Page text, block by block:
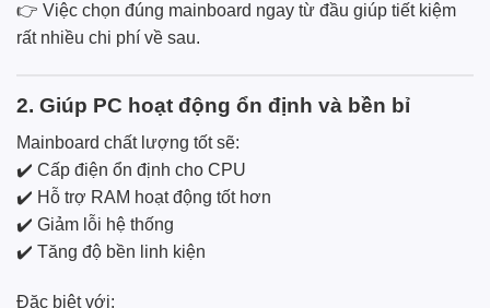
👉 Việc chọn đúng mainboard ngay từ đầu giúp tiết kiệm
rất nhiều chi phí về sau.
2. Giúp PC hoạt động ổn định và bền bỉ
Mainboard chất lượng tốt sẽ:
✔️ Cấp điện ổn định cho CPU
✔️ Hỗ trợ RAM hoạt động tốt hơn
✔️ Giảm lỗi hệ thống
✔️ Tăng độ bền linh kiện
Đặc biệt với: